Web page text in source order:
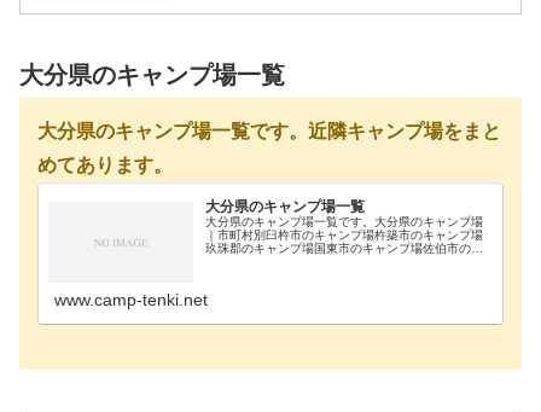
大分県のキャンプ場一覧
大分県のキャンプ場一覧です。近隣キャンプ場をまと
めてあります。
大分県のキャンプ場一覧
大分県のキャンプ場一覧です。大分県のキャンプ場
｜市町村別臼杵市のキャンプ場杵築市のキャンプ場
玖珠郡のキャンプ場国東市のキャンプ場佐伯市のキ
www.camp-tenki.net